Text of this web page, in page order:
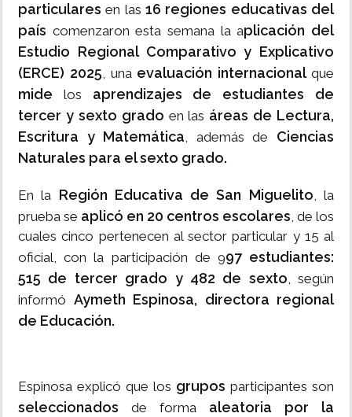
particulares en las 16 regiones educativas del
país comenzaron esta semana la aplicación del
Estudio Regional Comparativo y Explicativo
(ERCE) 2025, unaevaluación internacionalque
mide los aprendizajes de estudiantes de
tercer y sexto grado en las áreas de Lectura,
Escritura y Matemática, además de Ciencias
Naturales para el sexto grado.
En la Región Educativa de San Miguelito, la
prueba se aplicó en 20 centros escolares, de los
cuales cinco pertenecen al sector particular y 15 al
oficial, con la participación de 997 estudiantes:
515 de tercer grado y 482 de sexto, según
informó Aymeth Espinosa, directora regional
de Educación.
Espinosa explicó que los grupos participantes son
seleccionados de forma aleatoria por la